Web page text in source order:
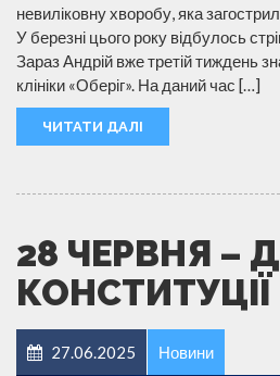
невиліковну хворобу, яка
У березні цього року відбулось
Зараз Андрій вже третій тиждень
клініки «Оберіг». На даний час […]
ЧИТАТИ ДАЛІ
28 ЧЕРВНЯ –
КОНСТИТУЦІЇ
27.06.2025 Новини